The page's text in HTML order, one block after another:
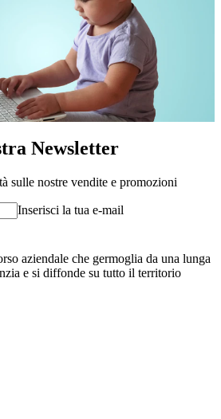
Newsletter
sulle nostre vendite e promozioni
Inserisci la tua e-mail
aziendale che germoglia da una lunga
e si diffonde su tutto il territorio